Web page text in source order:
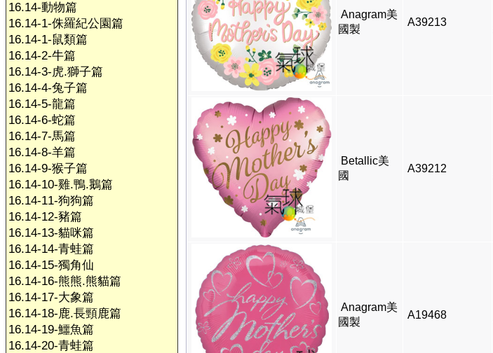
16.14-動物篇
16.14-1-侏羅紀公園篇
16.14-1-鼠類篇
16.14-2-牛篇
16.14-3-虎.獅子篇
16.14-4-兔子篇
16.14-5-龍篇
16.14-6-蛇篇
16.14-7-馬篇
16.14-8-羊篇
16.14-9-猴子篇
16.14-10-雞.鴨.鵝篇
16.14-11-狗狗篇
16.14-12-豬篇
16.14-13-貓咪篇
16.14-14-青蛙篇
16.14-15-獨角仙
16.14-16-熊熊.熊貓篇
16.14-17-大象篇
16.14-18-鹿.長頸鹿篇
16.14-19-鱷魚篇
16.14-20-青蛙篇
Anagram美
國製
A39213
Betallic美
國
A39212
Anagram美
國製
A19468